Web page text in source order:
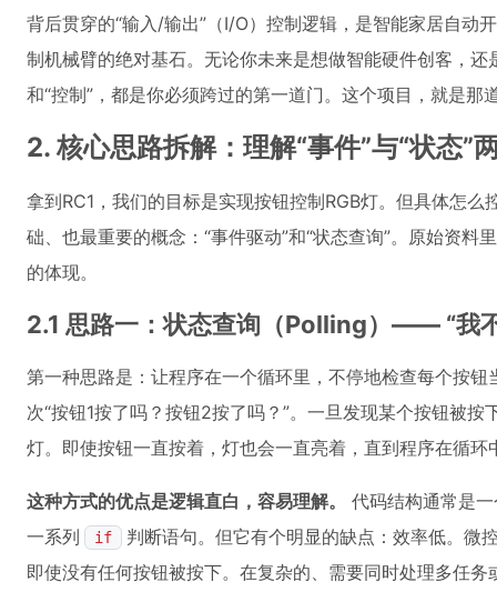
背后贯穿的“输入/输出”（I/O）控制逻辑，是智能家居自动
制机械臂的绝对基石。无论你未来是想做智能硬件创客，还
和“控制”，都是你必须跨过的第一道门。这个项目，就是那
2. 核心思路拆解：理解“事件”与“状态”
拿到RC1，我们的目标是实现按钮控制RGB灯。但具体怎
础、也最重要的概念：“事件驱动”和“状态查询”。原始资料
的体现。
2.1 思路一：状态查询（Polling）—— “我
第一种思路是：让程序在一个循环里，不停地检查每个按
次“按钮1按了吗？按钮2按了吗？”。一旦发现某个按钮被
灯。即使按钮一直按着，灯也会一直亮着，直到程序在循
这种方式的优点是逻辑直白，容易理解。
代码结构通常是
一系列
if
判断语句。但它有个明显的缺点：效率低。微
即使没有任何按钮被按下。在复杂的、需要同时处理多任